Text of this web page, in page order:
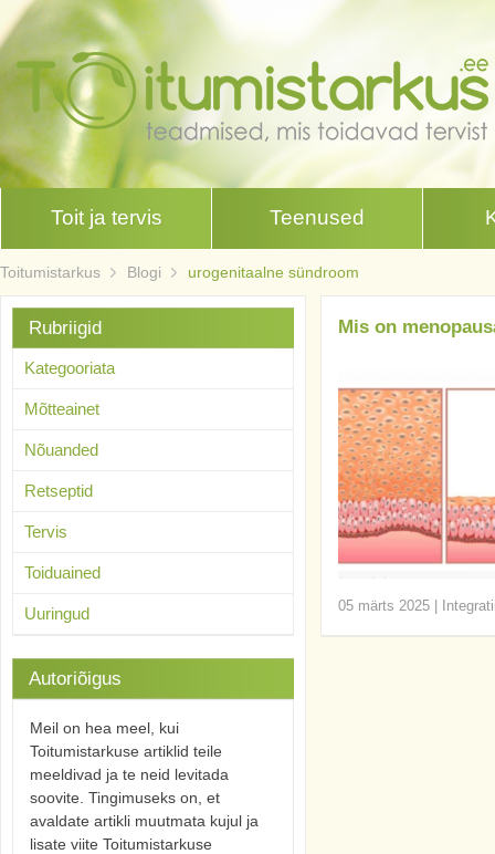
Toit ja tervis Teenused
Toitumistarkus Blogi urogenitaalne sündroom
Mis on
05 märts 2025
Rubriigid
Kategooriata
Mõtteainet
Nõuanded
Retseptid
Tervis
Toiduained
Uuringud
Autoriõigus
Meil on hea meel, kui
Toitumistarkuse artiklid teile
meeldivad ja te neid levitada
soovite. Tingimuseks on, et
avaldate artikli muutmata kujul ja
lisate viite Toitumistarkuse